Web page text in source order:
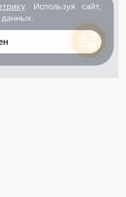
. Используя сайт,